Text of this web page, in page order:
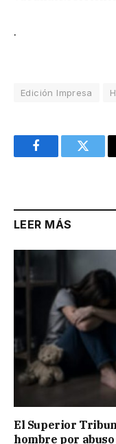
.
Edición Impresa
Facebook
LEER MÁS
El Superior
hombre por